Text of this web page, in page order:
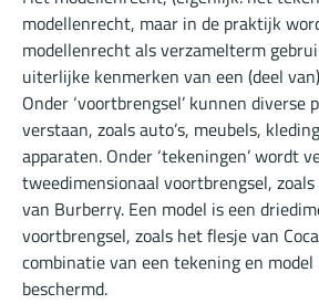
modellenrecht, maar in de praktijk
modellenrecht als verzamelterm
uiterlijke kenmerken van een (deel van)
Onder ‘voortbrengsel’ kunnen diverse
verstaan, zoals auto’s, meubels,
apparaten. Onder ‘tekeningen’ wordt
tweedimensionaal voortbrengsel,
van Burberry. Een model is een
voortbrengsel, zoals het flesje van
combinatie van een tekening en
beschermd.